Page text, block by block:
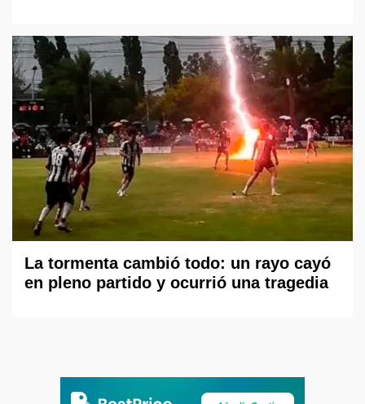
La tormenta cambió todo: un rayo cayó
en pleno partido y ocurrió una tragedia